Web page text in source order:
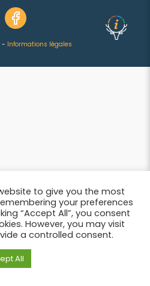
- Informations légales
to give you the most
your preferences
“Accept All”, you consent
However, you may visit
a controlled consent.
All